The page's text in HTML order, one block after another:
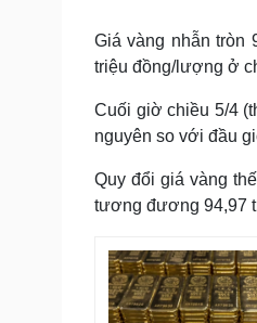
Giá vàng nhẫn tròn
triệu đồng/lượng ở
Cuối giờ chiều 5/4
nguyên so với đầu
Quy đổi giá vàng
tương đương 94,97